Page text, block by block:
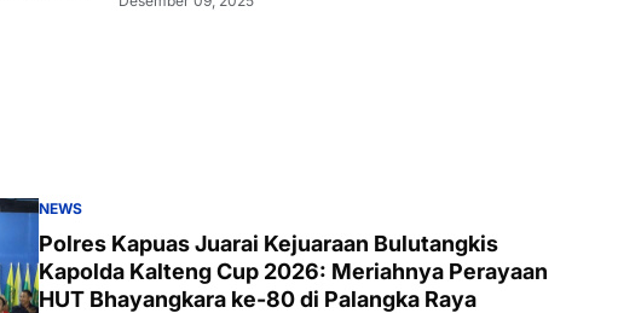
NEWS
Polres Kapuas Juarai Kejuaraan Bulutangkis
Kapolda Kalteng Cup 2026: Meriahnya Perayaan
HUT Bhayangkara ke-80 di Palangka Raya